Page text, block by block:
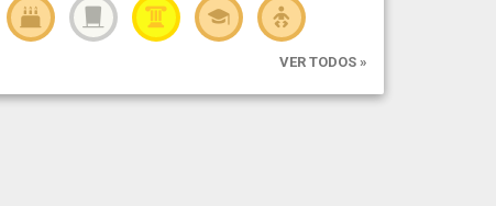
VER TODOS »